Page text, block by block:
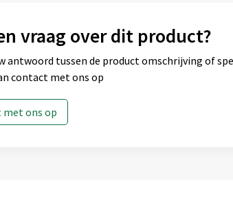
mm)
Graveren Full colour
(25 x 120 mm)
vraag over dit product?
antwoord tussen de product omschrijving of
contact met ons op
met ons op